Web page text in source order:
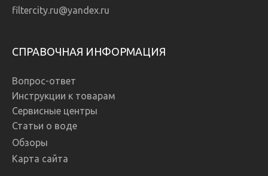
filtercity.ru@yandex.ru
СПРАВОЧНАЯ ИНФОРМАЦИЯ
Вопрос-ответ
Инструкции к товарам
Сервисные центры
Статьи о воде
Обзоры
Карта сайта